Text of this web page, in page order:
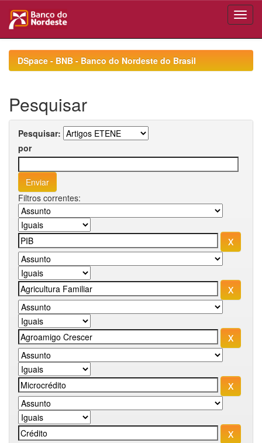
navigationDSpace - BNB - Banco do Nordeste do Brasil
Pesquisar
Pesquisar:
por
Filtros correntes: